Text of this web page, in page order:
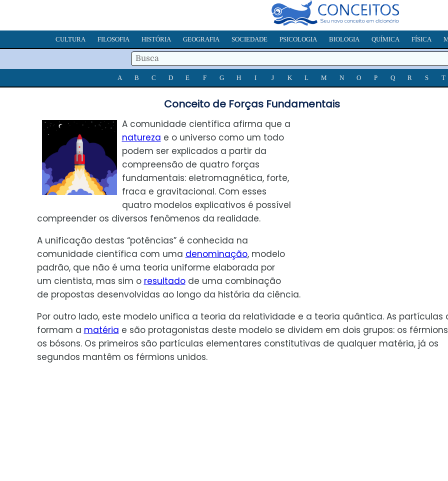
CULTURA FILOSOFIA HISTÓRIA GEOGRAFIA SOCIEDADE PSICOLOGIA BIOLOGIA QUÍMICA FÍSICA
A B C D E F G H I J K L M N O P Q R S T
Conceito de Forças Fundamentais
A comunidade científica afirma que a
natureza e o universo como um todo
podem ser explicados a partir da
compreensão de quatro forças
fundamentais: eletromagnética, forte,
fraca e gravitacional. Com esses
quatro modelos explicativos é possível
compreender os diversos fenômenos da realidade.
A unificação destas “potências” é conhecida na
comunidade científica com uma denominação, modelo
padrão, que não é uma teoria uniforme elaborada por
um cientista, mas sim o resultadode uma combinação
de propostas desenvolvidas ao longo da história da ciência.
Por outro lado, este modelo unifica a teoria da relatividade e a teoria quântica. As partículas
formam a matéria e são protagonistas deste modelo se dividem em dois grupos: os
os bósons. Os primeiros são partículas elementares constitutivas de qualquer matéria, já os
segundos mantêm os férmions unidos.